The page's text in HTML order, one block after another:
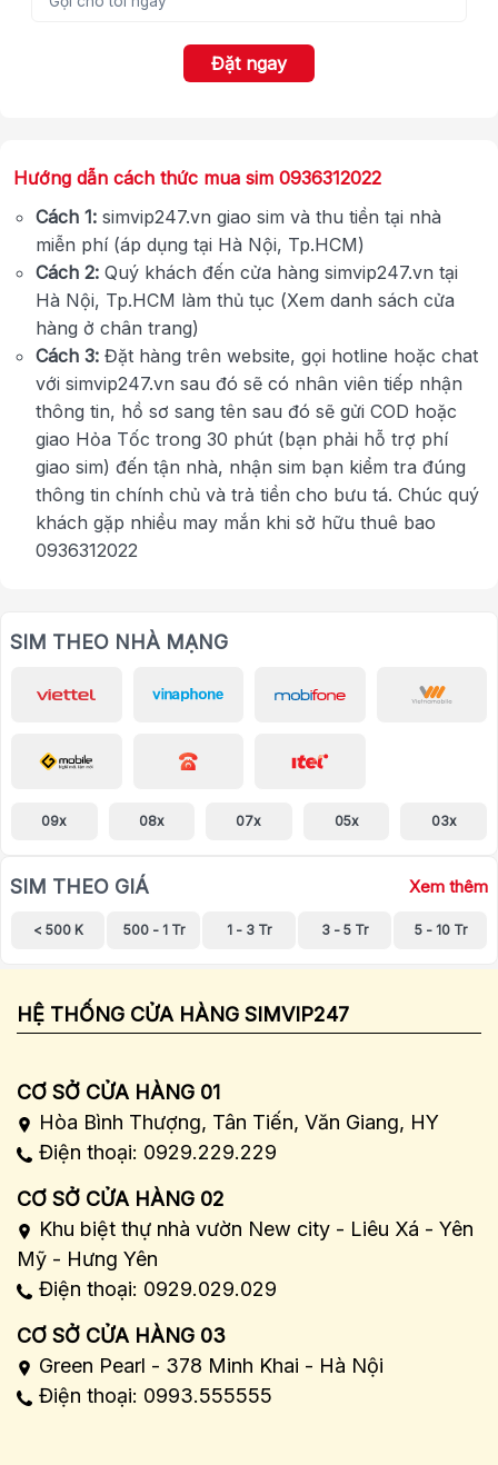
Đặt ngay
Hướng dẫn cách thức mua sim 0936312022
Cách 1: simvip247.vn giao sim và thu tiền tại nhà
miễn phí (áp dụng tại Hà Nội, Tp.HCM)
Cách 2: Quý khách đến cửa hàng simvip247.vn tại
Hà Nội, Tp.HCM làm thủ tục (Xem danh sách cửa
hàng ở chân trang)
Cách 3: Đặt hàng trên website, gọi hotline hoặc chat
với simvip247.vn sau đó sẽ có nhân viên tiếp nhận
thông tin, hồ sơ sang tên sau đó sẽ gửi COD hoặc
giao Hỏa Tốc trong 30 phút (bạn phải hỗ trợ phí
giao sim) đến tận nhà, nhận sim bạn kiểm tra đúng
thông tin chính chủ và trả tiền cho bưu tá. Chúc quý
khách gặp nhiều may mắn khi sở hữu thuê bao
0936312022
SIM THEO NHÀ MẠNG
09x 08x 07x 05x 03x
SIM THEO GIÁ Xem thêm
< 500 K 500 - 1 Tr 1 - 3 Tr 3 - 5 Tr 5 - 10 Tr
HỆ THỐNG CỬA HÀNG SIMVIP247
CƠ SỞ CỬA HÀNG 01
Hòa Bình Thượng, Tân Tiến, Văn Giang, HY
Điện thoại: 0929.229.229
CƠ SỞ CỬA HÀNG 02
Khu biệt thự nhà vườn New city - Liêu Xá - Yên
Mỹ - Hưng Yên
Điện thoại: 0929.029.029
CƠ SỞ CỬA HÀNG 03
Green Pearl - 378 Minh Khai - Hà Nội
Điện thoại: 0993.555555